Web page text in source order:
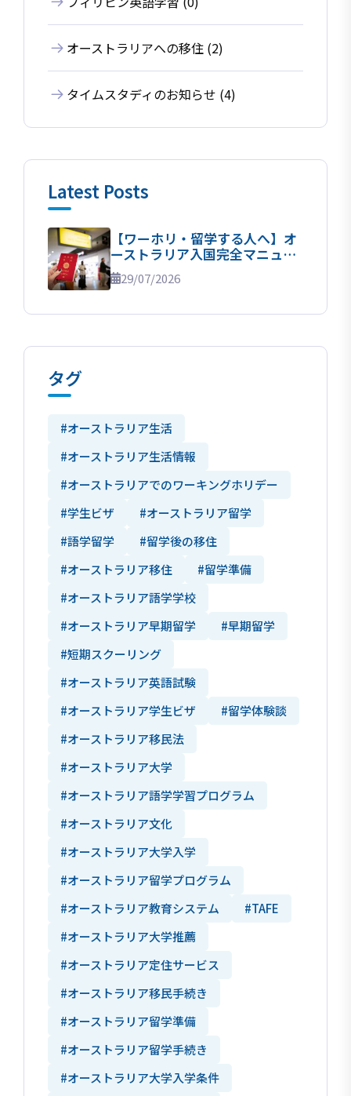
オーストラリアへの移住 (2)
タイムスタディのお知らせ (4)
Latest Posts
【ワーホリ・留学する人へ】オ
ーストラリア入国完全マニュア
ル！29/07/2026
タグ
#オーストラリア生活
#オーストラリア生活情報
#オーストラリアでのワーキングホリデー
#学生ビザ
#オーストラリア留学
#語学留学
#留学後の移住
#オーストラリア移住
#留学準備
#オーストラリア語学学校
#オーストラリア早期留学
#早期留学
#短期スクーリング
#オーストラリア英語試験
#オーストラリア学生ビザ
#留学体験談
#オーストラリア移民法
#オーストラリア大学
#オーストラリア語学学習プログラム
#オーストラリア文化
#オーストラリア大学入学
#オーストラリア留学プログラム
#オーストラリア教育システム
#TAFE
#オーストラリア大学推薦
#オーストラリア定住サービス
#オーストラリア移民手続き
#オーストラリア留学準備
#オーストラリア留学手続き
#オーストラリア大学入学条件